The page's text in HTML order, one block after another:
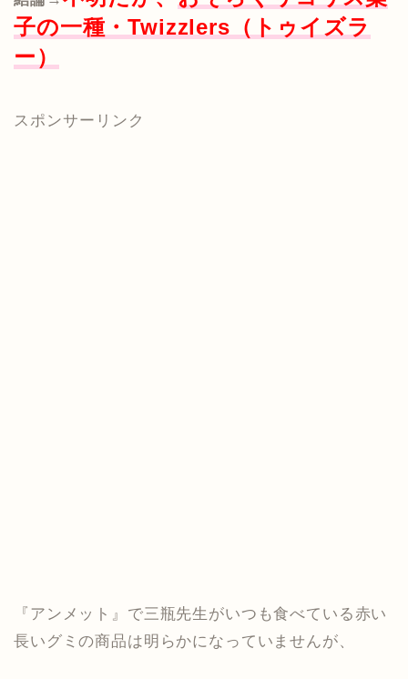
子の一種・Twizzlers（トゥイズラ
ー）
スポンサーリンク
『アンメット』で三瓶先生がいつも食べている赤い
長いグミの商品は明らかになっていませんが、